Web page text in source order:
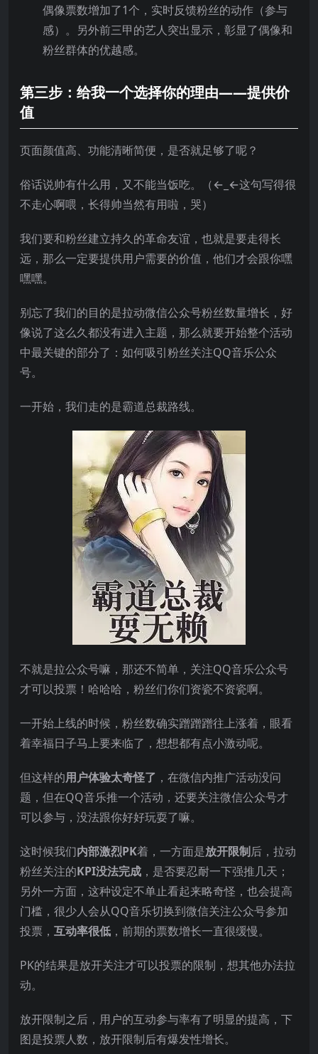
偶像票数增加了1个，实时反馈粉丝的动作（参与
感）。另外前三甲的艺人突出显示，彰显了偶像和
粉丝群体的优越感。
第三步：给我一个选择你的理由——提供价
值
页面颜值高、功能清晰简便，是否就足够了呢？
俗话说帅有什么用，又不能当饭吃。（←_←这句写得很
不走心啊喂，长得帅当然有用啦，哭）
我们要和粉丝建立持久的革命友谊，也就是要走得长
远，那么一定要提供用户需要的价值，他们才会跟你嘿
嘿嘿。
别忘了我们的目的是拉动微信公众号粉丝数量增长，好
像说了这么久都没有进入主题，那么就要开始整个活动
中最关键的部分了：如何吸引粉丝关注QQ音乐公众
号。
一开始，我们走的是霸道总裁路线。
不就是拉公众号嘛，那还不简单，关注QQ音乐公众号
才可以投票！哈哈哈，粉丝们你们资瓷不资瓷啊。
一开始上线的时候，粉丝数确实蹭蹭蹭往上涨着，眼看
着幸福日子马上要来临了，想想都有点小激动呢。
但这样的用户体验太奇怪了 ，在微信内推广活动没问
题，但在QQ音乐推一个活动，还要关注微信公众号才
可以参与，没法跟你好好玩耍了嘛。
这时候我们内部激烈PK着，一方面是放开限制后，拉动
粉丝关注的KPI没法完成 ，是否要忍耐一下强推几天；
另外一方面，这种设定不单止看起来略奇怪，也会提高
门槛，很少人会从QQ音乐切换到微信关注公众号参加
投票， 互动率很低 ，前期的票数增长一直很缓慢。
PK的结果是放开关注才可以投票的限制，想其他办法拉
动。
放开限制之后，用户的互动参与率有了明显的提高，下
图是投票人数，放开限制后有爆发性增长。